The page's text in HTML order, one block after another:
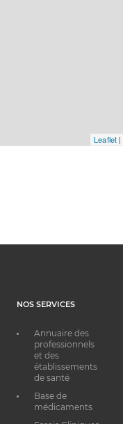
Leaflet |
NOS SERVICES
Annuaire des
professionnels
et des
établissements
de santé
Base de
médicaments